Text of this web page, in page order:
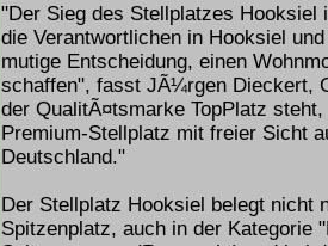
"Der Sieg des Stellplatzes Hooksiel
die Verantwortlichen in Hooksiel
mutige Entscheidung, einen
schaffen", fasst JÃ¼rgen Dieckert,
der QualitÃ¤tsmarke TopPlatz
Premium-Stellplatz mit freier Sicht
Deutschland."
Der Stellplatz Hooksiel belegt nicht
Spitzenplatz, auch in der Kategorie